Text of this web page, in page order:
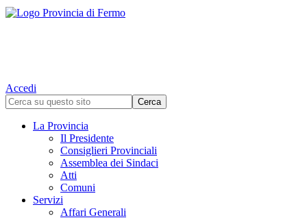
Accedi
La Provincia
Il Presidente
Consiglieri Provinciali
Assemblea dei Sindaci
Atti
Comuni
Servizi
Affari Generali